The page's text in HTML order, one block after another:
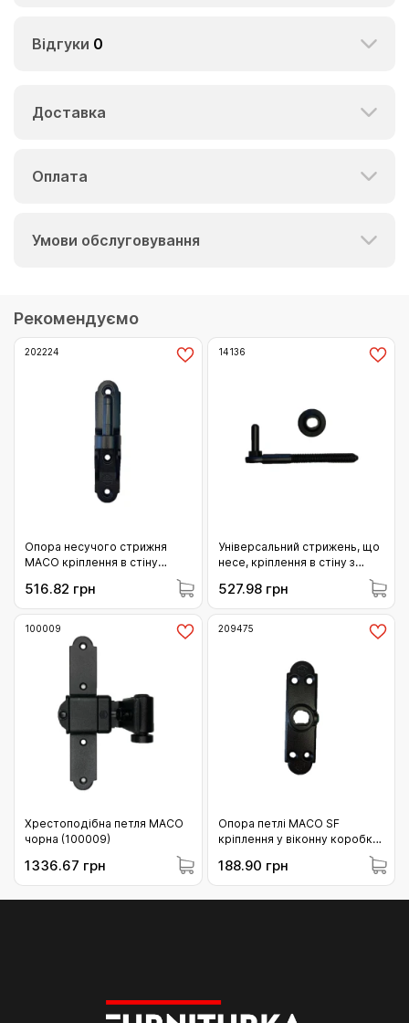
Відгуки 0
Доставка
Оплата
Умови обслуговування
Рекомендуємо
202224
Опора несучого стрижня
MACO кріплення в стіну
516.82 грн
14136
Універсальний стрижень, що
несе, кріплення в стіну з
регулюванням Р-р 1 Колір:
чорний
527.98 грн
100009
Хрестоподібна петля MACO
чорна (100009)
1336.67 грн
209475
Опора петлі MACO SF
кріплення у віконну коробку
стрижня до L85 (р-р 0)
чорний (209475)
188.90 грн